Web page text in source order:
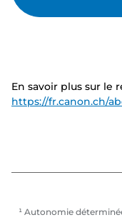
En savoir plus sur le
https://fr.canon.ch/
¹ Autonomie